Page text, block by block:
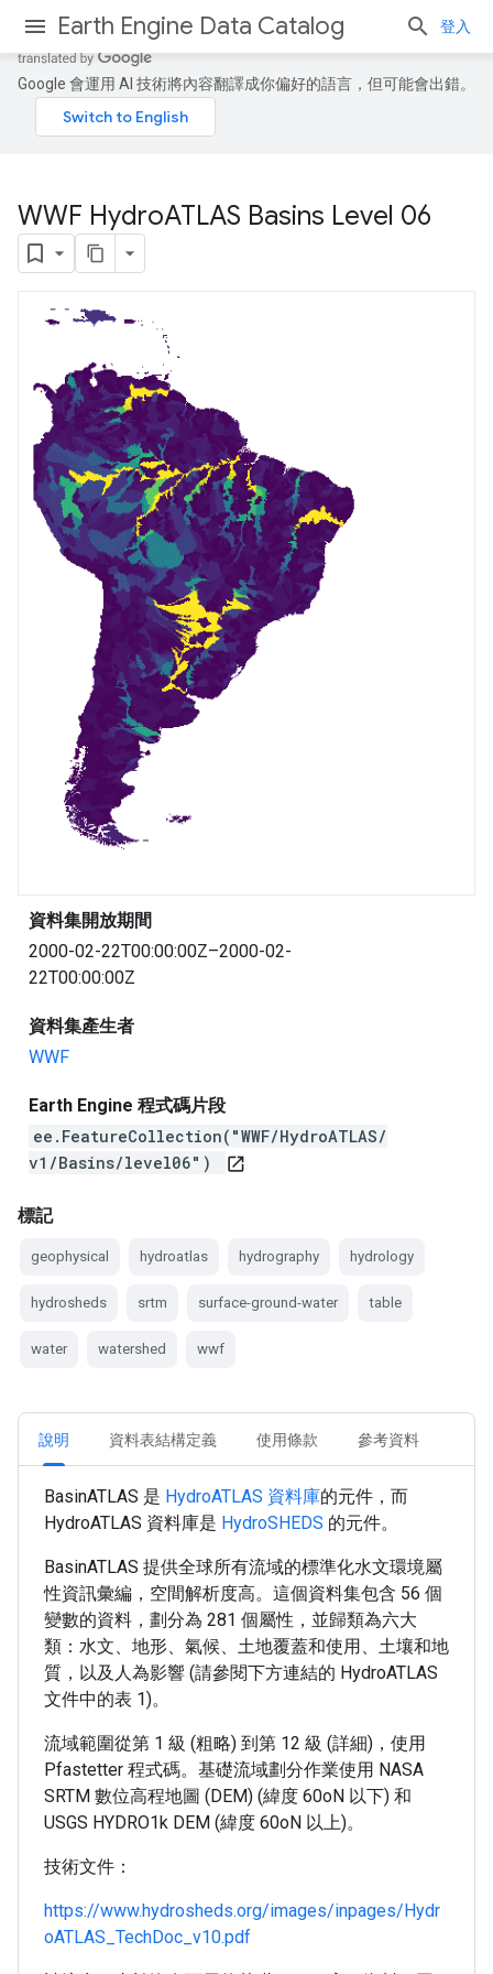
Earth Engine Data Catalog 登入
Google 會運用 AI 技術將內容翻譯成你偏好的語言，但可能會出錯。
WWF HydroATLAS Basins Level 06
資料集開放期間
2000-02-22T00:00:00Z–2000-02-
22T00:00:00Z
資料集產生者
WWF
Earth Engine 程式碼片段
ee.FeatureCollection("WWF/HydroATLAS/
v1/Basins/level06")
open_in_new
標記
geophysical hydroatlas hydrography hydrology
hydrosheds srtm surface-ground-water table
water watershed wwf
說明 資料表結構定義 使用條款 參考資料
BasinATLAS 是 HydroATLAS 資料庫的元件，而
HydroATLAS 資料庫是 HydroSHEDS 的元件。
BasinATLAS 提供全球所有流域的標準化水文環境屬
性資訊彙編，空間解析度高。這個資料集包含 56 個
變數的資料，劃分為 281 個屬性，並歸類為六大
類：水文、地形、氣候、土地覆蓋和使用、土壤和地
質，以及人為影響 (請參閱下方連結的 HydroATLAS
文件中的表 1)。
流域範圍從第 1 級 (粗略) 到第 12 級 (詳細)，使用
Pfastetter 程式碼。基礎流域劃分作業使用 NASA
SRTM 數位高程地圖 (DEM) (緯度 60oN 以下) 和
USGS HYDRO1k DEM (緯度 60oN 以上)。
技術文件：
https://www.hydrosheds.org/images/inpages/Hydr
oATLAS_TechDoc_v10.pdf